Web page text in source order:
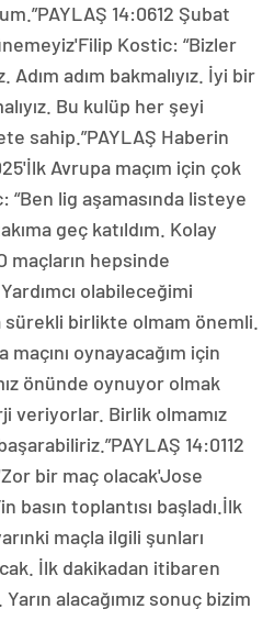
14:0612 Şubat
Kostic: “Bizler
adım bakmalıyız. İyi bir
Bu kulüp her şeyi
sahip.”PAYLAŞ Haberin
Avrupa maçım için çok
“Ben lig aşamasında listeye
geç katıldım. Kolay
maçların hepsinde
olabileceğimi
birlikte olmam önemli.
oynayacağım için
önünde oynuyor olmak
veriyorlar. Birlik olmamız
14:0112
bir maç olacak'Jose
basın toplantısı başladı.İlk
maçla ilgili şunları
İlk dakikadan itibaren
alacağımız sonuç bizim